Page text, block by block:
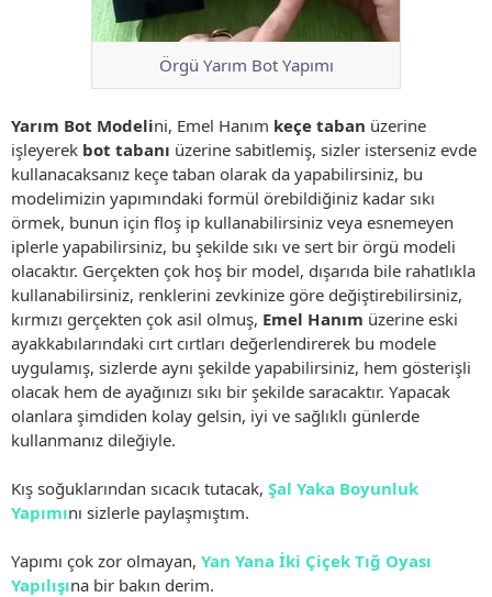
Örgü Yarım Bot Yapımı
Yarım Bot Modelini, Emel Hanım keçe taban üzerine
işleyerek bot tabanı üzerine sabitlemiş, sizler isterseniz evde
kullanacaksanız keçe taban olarak da yapabilirsiniz, bu
modelimizin yapımındaki formül örebildiğiniz kadar sıkı
örmek, bunun için floş ip kullanabilirsiniz veya esnemeyen
iplerle yapabilirsiniz, bu şekilde sıkı ve sert bir örgü modeli
olacaktır. Gerçekten çok hoş bir model, dışarıda bile rahatlıkla
kullanabilirsiniz, renklerini zevkinize göre değiştirebilirsiniz,
kırmızı gerçekten çok asil olmuş, Emel Hanım üzerine eski
ayakkabılarındaki cırt cırtları değerlendirerek bu modele
uygulamış, sizlerde aynı şekilde yapabilirsiniz, hem gösterişli
olacak hem de ayağınızı sıkı bir şekilde saracaktır. Yapacak
olanlara şimdiden kolay gelsin, iyi ve sağlıklı günlerde
kullanmanız dileğiyle.
Kış soğuklarından sıcacık tutacak, Şal Yaka Boyunluk
Yapımını sizlerle paylaşmıştım.
Yapımı çok zor olmayan, Yan Yana İki Çiçek Tığ Oyası
Yapılışına bir bakın derim.